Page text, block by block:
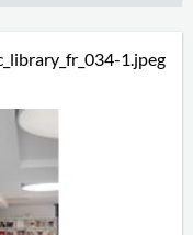
1.jpeg